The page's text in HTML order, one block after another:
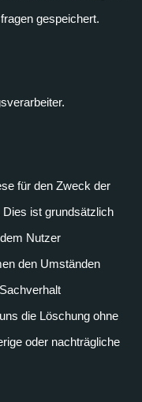
gespeichert.
für den Zweck der
ist grundsätzlich
Nutzer
den Umständen
die Löschung ohne
oder nachträgliche